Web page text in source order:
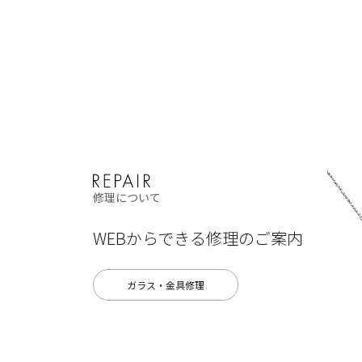
修理について
WEBからできる修理のご案内
ガラス・金具修理